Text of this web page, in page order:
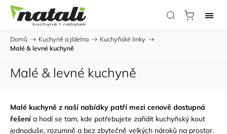
Domů / Kuchyně a jídelna / Kuchyňské linky /
Malé & levné kuchyně
Malé & levné kuchyně
Malé kuchyně z naší nabídky patří mezi cenově dostupná
řešenía hodí se tam, kde potřebujete zařídit kuchyňský kout
jednoduše, rozumně a bez zbytečně velkých nároků na prostor.